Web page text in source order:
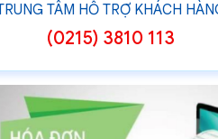
TÂM HỖ TRỢ KHÁCH
(0215) 3810 113